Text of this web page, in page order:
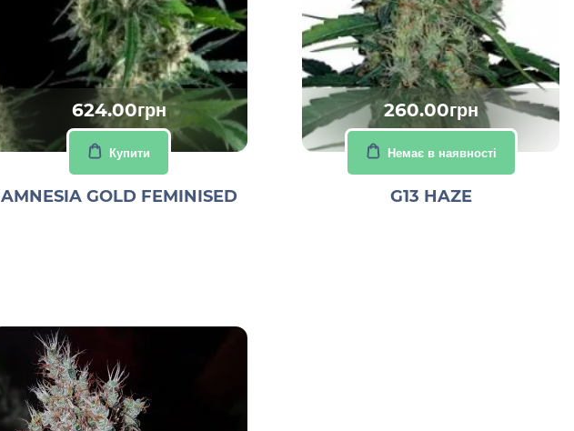
624.00грн
Купити
AMNESIA GOLD FEMINISED
260.00грн
Немає в наявності
G13 HAZE